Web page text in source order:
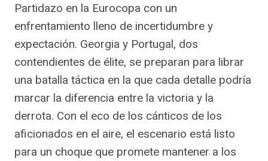
Partidazo en la Eurocopa con un
enfrentamiento lleno de incertidumbre y
expectación. Georgia y Portugal, dos
contendientes de élite, se preparan para librar
una batalla táctica en la que cada detalle podría
marcar la diferencia entre la victoria y la
derrota. Con el eco de los cánticos de los
aficionados en el aire, el escenario está listo
para un choque que promete mantener a los